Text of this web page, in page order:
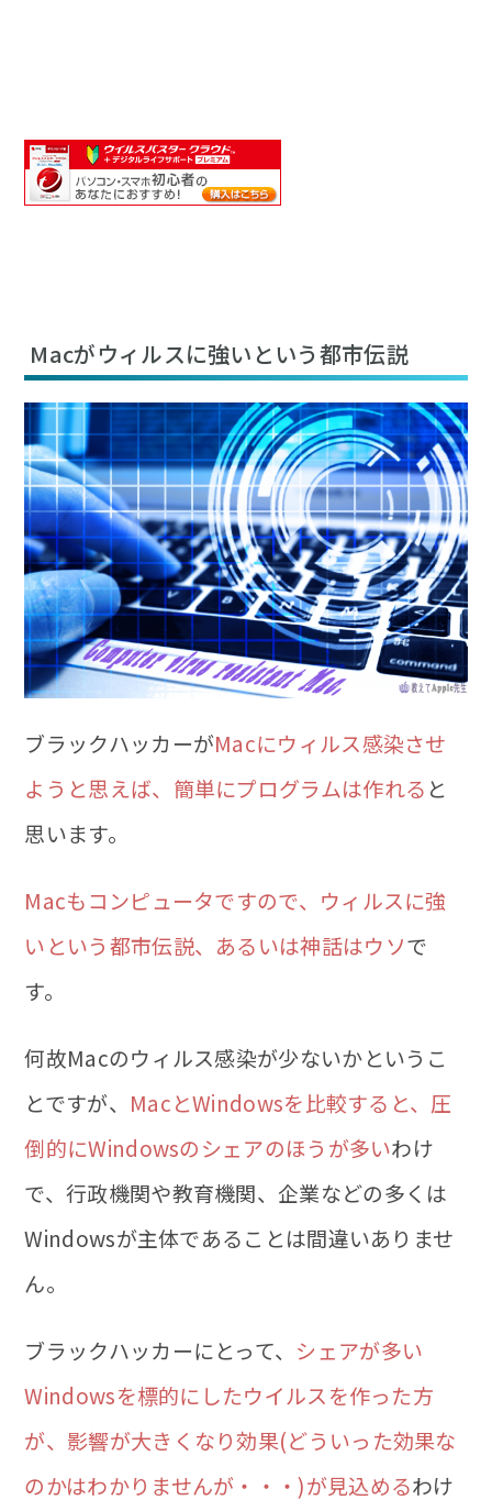
Macがウィルスに強いという都市伝説
ブラックハッカーがMacにウィルス感染させ
ようと思えば、簡単にプログラムは作れる と
思います。
Macもコンピュータですので、ウィルスに強
いという都市伝説、あるいは神話はウソで
す。
何故Macのウィルス感染が少ないかというこ
とですが、 MacとWindowsを比較すると、圧
倒的にWindowsのシェアのほうが多いわけ
で、行政機関や教育機関、企業などの多くは
Windowsが主体であることは間違いありませ
ん。
ブラックハッカーにとって、 シェアが多い
Windowsを標的にしたウイルスを作った方
が、影響が大きくなり効果(どういった効果な
のかはわかりませんが・・・)が見込めるわけ